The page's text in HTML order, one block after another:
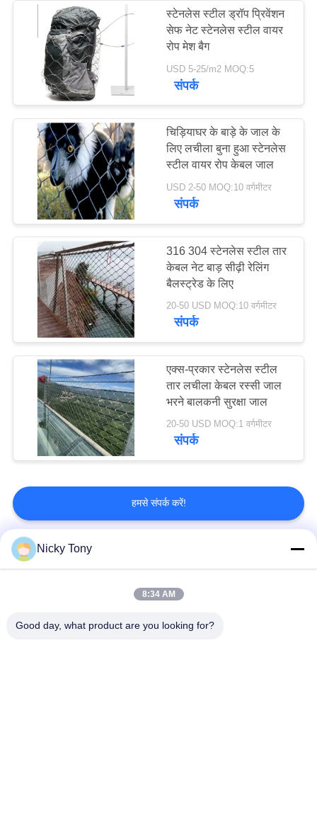
स्टेनलेस स्टील ड्रॉप प्रिवेंशन
सेफ नेट स्टेनलेस स्टील वायर
रोप मेश बैग
USD 5-25/m2 MOQ:5
संपर्क
चिड़ियाघर के बाड़े के जाल के
लिए लचीला बुना हुआ स्टेनलेस
स्टील वायर रोप केबल जाल
USD 2-50 MOQ:10 वर्गमीटर
संपर्क
316 304 स्टेनलेस स्टील तार
केबल नेट बाड़ सीढ़ी रेलिंग
बैलस्ट्रेड के लिए
20-50 USD MOQ:10 वर्गमीटर
संपर्क
एक्स-प्रकार स्टेनलेस स्टील
तार लचीला केबल रस्सी जाल
भरने बालकनी सुरक्षा जाल
20-50 USD MOQ:1 वर्गमीटर
संपर्क
हमसे संपर्क करें!
लोकप्रिय श्रेणियां
Nicky Tony
8:34 AM
Good day, what product are you looking for?